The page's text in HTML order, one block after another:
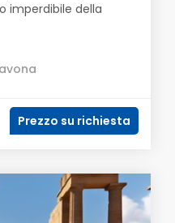
imperdibile della
Prezzo su richiesta